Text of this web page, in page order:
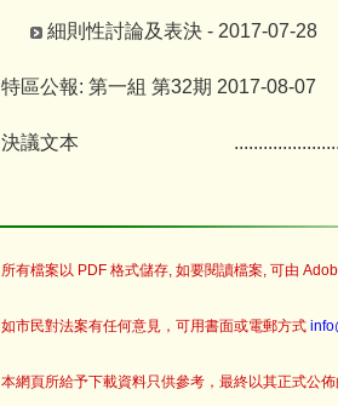
細則性討論及表決 - 2017-07-28
特區公報: 第一組 第32期 2017-08-07
決議文本
所有檔案以 PDF 格式儲存, 如要閱讀檔案, 可由
如市民對法案有任何意見，可用書面或電郵方式
本網頁所給予下載資料只供參考，最終以其正式公